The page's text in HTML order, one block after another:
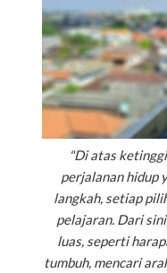
"Di atas
perjalanan hidup
langkah, setiap
pelajaran. Dari
luas, seperti
tumbuh, mencari